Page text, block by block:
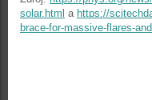
solar.html a https://
brace-for-massive-flares-